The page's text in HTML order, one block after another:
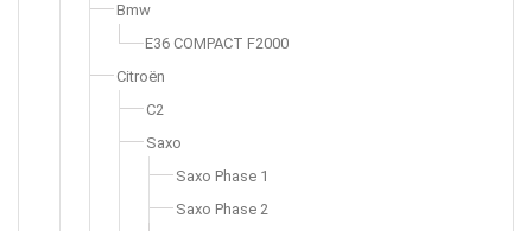
Bmw
E36 COMPACT F2000
Citroën
C2
Saxo
Saxo Phase 1
Saxo Phase 2